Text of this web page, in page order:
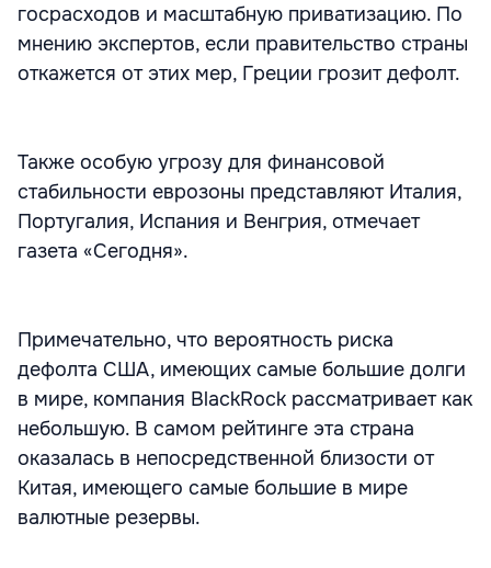
госрасходов и масштабную приватизацию. По
мнению экспертов, если правительство страны
откажется от этих мер, Греции грозит дефолт.
Также особую угрозу для финансовой
стабильности еврозоны представляют Италия,
Португалия, Испания и Венгрия, отмечает
газета «Сегодня».
Примечательно, что вероятность риска
дефолта США, имеющих самые большие долги
в мире, компания BlackRock рассматривает как
небольшую. В самом рейтинге эта страна
оказалась в непосредственной близости от
Китая, имеющего самые большие в мире
валютные резервы.